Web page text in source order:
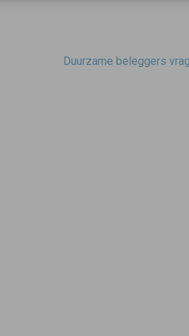
Duurzame beleggers